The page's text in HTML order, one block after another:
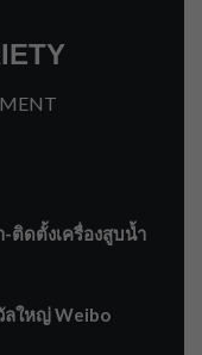
ติดตั้งเครื่องสูบน้ำ
ลใหญ่ Weibo